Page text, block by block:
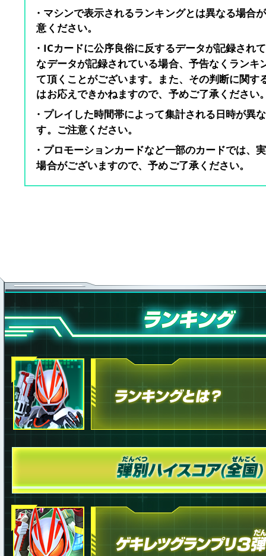
・マシンで表示されるランキングとは異なる場合
意ください。
・ICカードに公序良俗に反するデータが記録され
なデータが記録されている場合、予告なくランキ
て頂くことがございます。また、その判断に関す
はお応えできかねますので、予めご了承ください
・プレイした時間帯によって集計される日時が異
す。ご注意ください。
・プロモーションカードなど一部のカードでは、
場合がございますので、予めご了承ください。